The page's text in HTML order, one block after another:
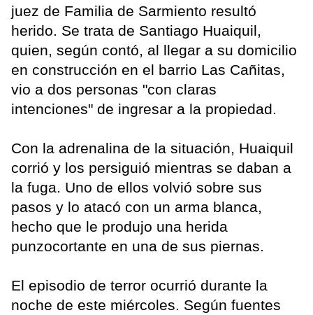
juez de Familia de Sarmiento resultó
herido. Se trata de Santiago Huaiquil,
quien, según contó, al llegar a su domicilio
en construcción en el barrio Las Cañitas,
vio a dos personas "con claras
intenciones" de ingresar a la propiedad.
Con la adrenalina de la situación, Huaiquil
corrió y los persiguió mientras se daban a
la fuga. Uno de ellos volvió sobre sus
pasos y lo atacó con un arma blanca,
hecho que le produjo una herida
punzocortante en una de sus piernas.
El episodio de terror ocurrió durante la
noche de este miércoles. Según fuentes